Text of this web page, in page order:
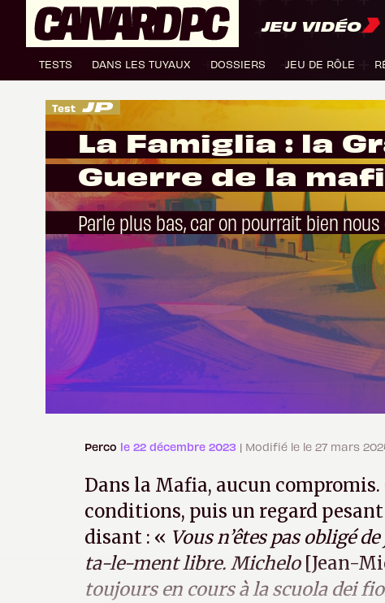
JEU VIDÉO
TESTS DANS LES TUYAUX DOSSIERS JEU DE RÔLE
Test
La Famiglia : la
Guerre de la
Parle plus bas, car on pourrait bien
Perco le 22 décembre 2023 | Modifié le le 27 mars
Dans la Mafia, aucun compromis.
conditions, puis un regard
disant : « Vous n’êtes pas obligé
ta-le-ment libre. Michelo[Jean-
toujours en cours à la scuola dei